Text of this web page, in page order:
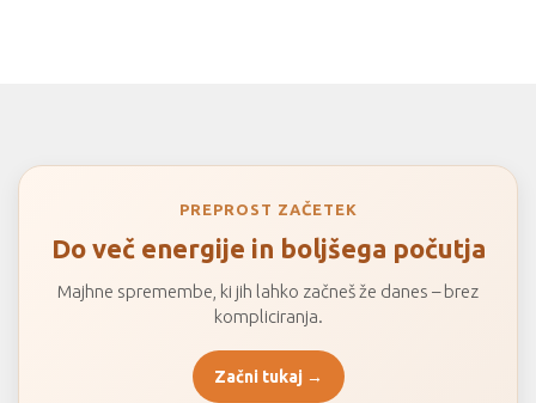
PREPROST ZAČETEK
Do več energije in boljšega počutja
Majhne spremembe, ki jih lahko začneš že danes – brez
kompliciranja.
Začni tukaj →